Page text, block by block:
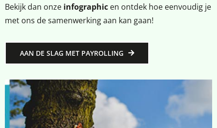
Bekijk dan onzeinfographicen ontdek hoe eenvoudig je
met ons de samenwerking aan kan gaan!
AAN DE SLAG MET PAYROLLING